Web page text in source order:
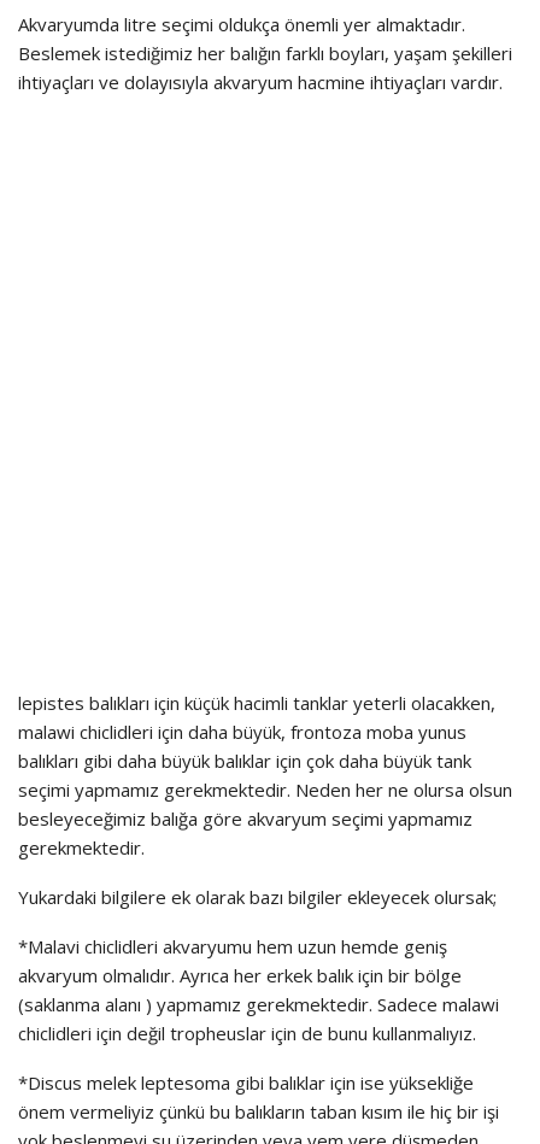
Akvaryumda litre seçimi oldukça önemli yer almaktadır.
Beslemek istediğimiz her balığın farklı boyları, yaşam şekilleri
ihtiyaçları ve dolayısıyla akvaryum hacmine ihtiyaçları vardır.
lepistes balıkları için küçük hacimli tanklar yeterli olacakken,
malawi chiclidleri için daha büyük, frontoza moba yunus
balıkları gibi daha büyük balıklar için çok daha büyük tank
seçimi yapmamız gerekmektedir. Neden her ne olursa olsun
besleyeceğimiz balığa göre akvaryum seçimi yapmamız
gerekmektedir.
Yukardaki bilgilere ek olarak bazı bilgiler ekleyecek olursak;
*Malavi chiclidleri akvaryumu hem uzun hemde geniş
akvaryum olmalıdır. Ayrıca her erkek balık için bir bölge
(saklanma alanı ) yapmamız gerekmektedir. Sadece malawi
chiclidleri için değil tropheuslar için de bunu kullanmalıyız.
*Discus melek leptesoma gibi balıklar için ise yüksekliğe
önem vermeliyiz çünkü bu balıkların taban kısım ile hiç bir işi